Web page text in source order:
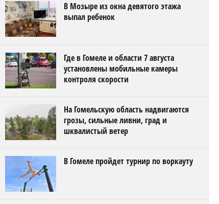
В Мозыре из окна девятого этажа
выпал ребенок
Где в Гомеле и области 7 августа
установлены мобильные камеры
контроля скорости
На Гомельскую область надвигаются
грозы, сильные ливни, град и
шквалистый ветер
В Гомеле пройдет турнир по воркауту